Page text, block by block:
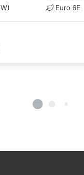
Euro 6E